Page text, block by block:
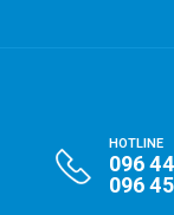
HOTLINE
096
096